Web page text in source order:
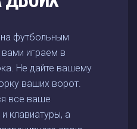
футбольным
играем в
Не дайте вашему
ваших ворот.
все ваше
клавиатуры, а